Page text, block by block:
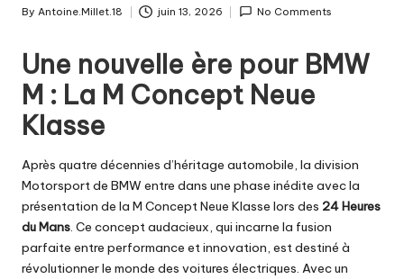
Posted
By Antoine.Millet.18 juin 13, 2026 No Comments
Une nouvelle ère pour BMW
M : La M Concept Neue
Klasse
Après quatre décennies d’héritage automobile, la division
Motorsport de BMW entre dans une phase inédite avec la
présentation de la M Concept Neue Klasse lors des 24 Heures
du Mans . Ce concept audacieux, qui incarne la fusion
parfaite entre performance et innovation, est destiné à
révolutionner le monde des voitures électriques. Avec un